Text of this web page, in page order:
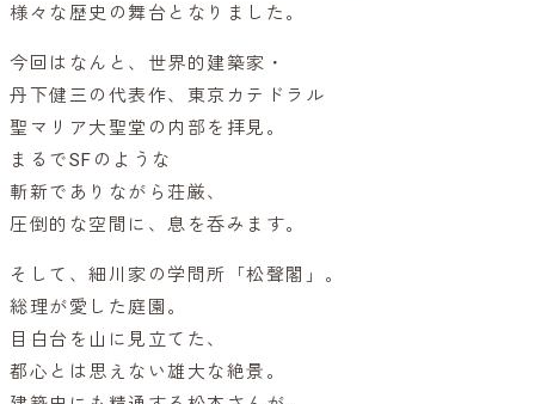
様々な歴史の舞台となりました。
今回はなんと、世界的建築家・
丹下健三の代表作、東京カテドラル
聖マリア大聖堂の内部を拝見。
まるでSFのような
斬新でありながら荘厳、
圧倒的な空間に、息を呑みます。
そして、細川家の学問所「松聲閣」。
総理が愛した庭園。
目白台を山に見立てた、
都心とは思えない雄大な絶景。